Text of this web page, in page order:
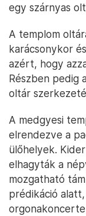
egy szárnyas
A templom
karácsonykor
azért, hogy
Részben pedig
oltár
A medgyesi
elrendezve a
ülőhelyek.
elhagyták a
mozgatható
prédikáció